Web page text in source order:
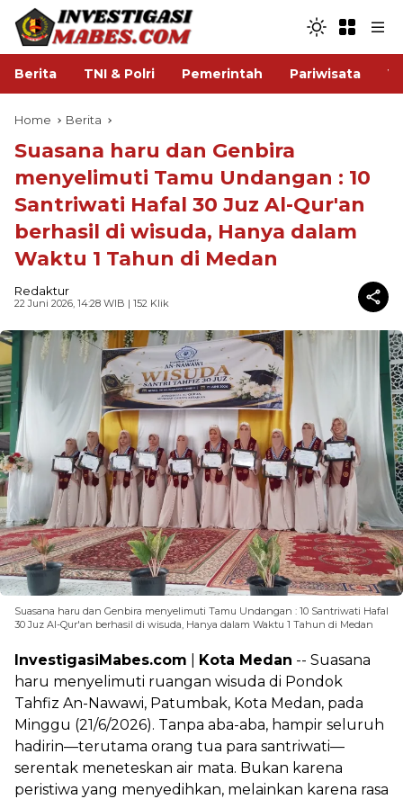
Berita TNI & Polri Pemerintah Pariwisata
Home Berita
Suasana haru dan Genbira
menyelimuti Tamu Undangan : 10
Santriwati Hafal 30 Juz Al-Qur'an
berhasil di wisuda, Hanya dalam
Waktu 1 Tahun di Medan
Redaktur
22 Juni 2026, 14:28 WIB | 152 Klik
Suasana haru dan Genbira menyelimuti Tamu Undangan : 10 Santriwati Hafal
30 Juz Al-Qur'an berhasil di wisuda, Hanya dalam Waktu 1 Tahun di Medan
InvestigasiMabes.com Kota Medan -- Suasana
haru menyelimuti ruangan wisuda di Pondok
Tahfiz An-Nawawi, Patumbak, Kota Medan, pada
Minggu (21/6/2026). Tanpa aba-aba, hampir seluruh
hadirin—terutama orang tua para santriwati—
serentak meneteskan air mata. Bukan karena
peristiwa yang menyedihkan, melainkan karena rasa